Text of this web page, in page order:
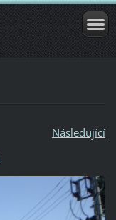
Následující